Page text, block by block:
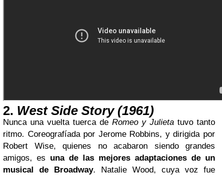
2. West Side Story (1961)
Nunca una vuelta tuerca de Romeo y Julieta tuvo tanto
ritmo. Coreografíada por Jerome Robbins, y dirigida por
Robert Wise, quienes no acabaron siendo grandes
amigos, es una de las mejores adaptaciones de un
musical de Broadway. Natalie Wood, cuya voz fue